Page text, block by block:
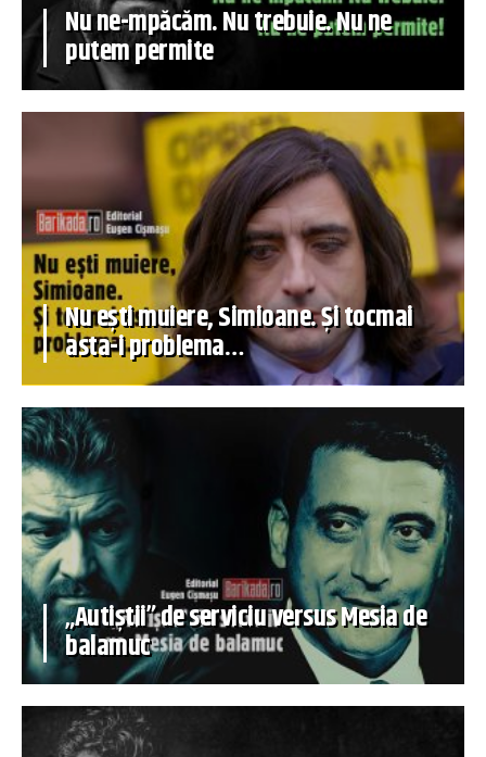
Nu ne-mpăcăm. Nu trebuie. Nu ne
putem permite
Nu ești muiere, Simioane. Și tocmai
asta-i problema…
„Autiștii” de serviciu versus Mesia de
balamuc